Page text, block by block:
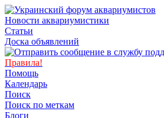
Новости аквариумистики
Статьи
Доска объявлений
Правила!
Помощь
Календарь
Поиск
Поиск по меткам
Блоги